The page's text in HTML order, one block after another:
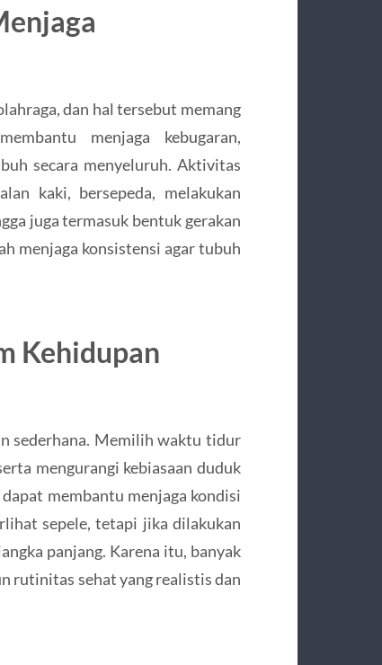
dan hal tersebut memang
menjaga kebugaran,
secara menyeluruh. Aktivitas
kaki, bersepeda, melakukan
juga termasuk bentuk gerakan
menjaga konsistensi agar tubuh
Kehidupan
sederhana. Memilih waktu tidur
mengurangi kebiasaan duduk
membantu menjaga kondisi
sepele, tetapi jika dilakukan
panjang. Karena itu, banyak
rutinitas sehat yang realistis dan